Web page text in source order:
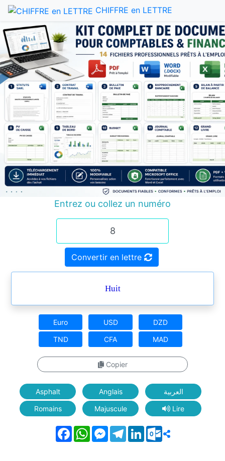
CHIFFRE en LETTRE
Entrez ou collez un numéro
Convertir en lettre
Huit
Euro USD
DZD
TND
CFA MAD
Copier
Asphalt Anglais
العربية
Romains
Majuscule Lire
FacebookWhatsAppMessenger
Telegram
LinkedInOutlook.com